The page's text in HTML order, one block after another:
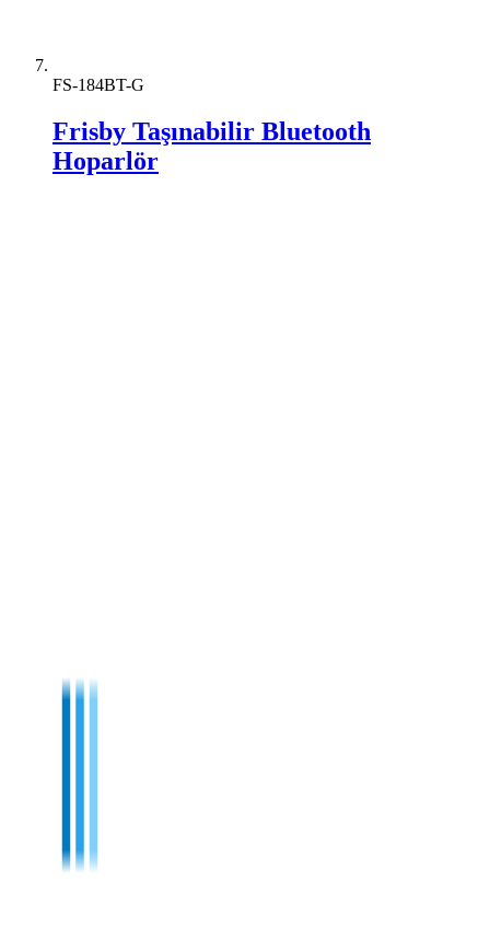
FS-184BT-G
Frisby Taşınabilir Bluetooth
Hoparlör